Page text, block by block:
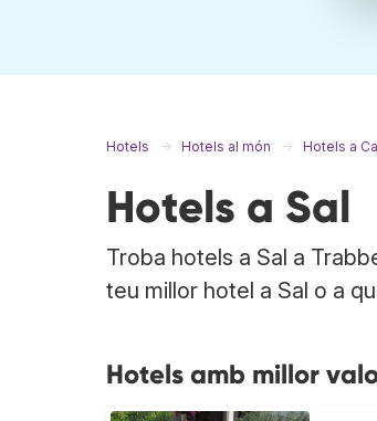
Hotels Hotels al món Hotels a
Hotels a Sal
Troba hotels a Sal a
teu millor hotel a Sal o a
Hotels amb millor